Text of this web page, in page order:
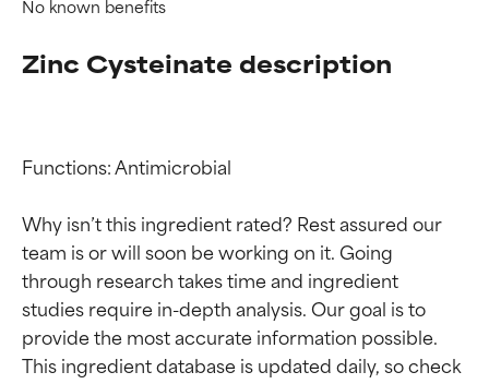
No known benefits
Zinc Cysteinate description
Functions: Antimicrobial
Why isn’t this ingredient rated? Rest assured our
team is or will soon be working on it. Going
through research takes time and ingredient
studies require in-depth analysis. Our goal is to
provide the most accurate information possible.
This ingredient database is updated daily, so check